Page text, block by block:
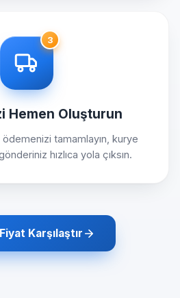
3
Hemen Oluşturun
tamamlayın, kurye
hızlıca yola çıksın.
Karşılaştır